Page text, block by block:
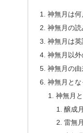
神無月は何
神無月の読
神無月は英
神無月以外
神無月の
神無月と
神無月
醸成
雷無